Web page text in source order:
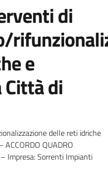
di
e
di
delle reti idriche
QUADRO
Impresa: Sorrenti Impianti